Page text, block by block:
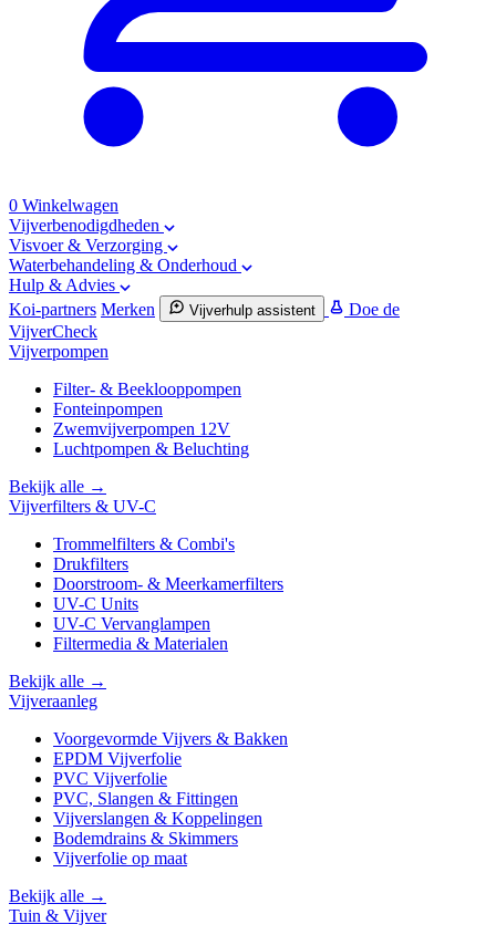
0 Winkelwagen
Vijverbenodigdheden
Visvoer & Verzorging
Waterbehandeling & Onderhoud
Hulp & Advies
Koi-partners Merken Vijverhulp assistent
Doe de
VijverCheck
Vijverpompen
Filter- & Beeklooppompen
Fonteinpompen
Zwemvijverpompen 12V
Luchtpompen & Beluchting
Bekijk alle →
Vijverfilters & UV-C
Trommelfilters & Combi's
Drukfilters
Doorstroom- & Meerkamerfilters
UV-C Units
UV-C Vervanglampen
Filtermedia & Materialen
Bekijk alle →
Vijveraanleg
Voorgevormde Vijvers & Bakken
EPDM Vijverfolie
PVC Vijverfolie
PVC, Slangen & Fittingen
Vijverslangen & Koppelingen
Bodemdrains & Skimmers
Vijverfolie op maat
Bekijk alle →
Tuin & Vijver